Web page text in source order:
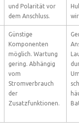
und Polarität vor
dem Anschluss.
Günstige
Komponenten
möglich. Wartung
gering. Abhängig
vom
Stromverbrauch
der
Zusatzfunktionen.